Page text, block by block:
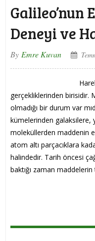
Galileo’nun
Deneyi ve
By Emre Kuvan
gerçekliklerinden birisidir.
olmadığı bir durum var
kümelerinden galaksilere,
moleküllerden maddenin
atom altı parçacıklara
halindedir. Tarih öncesi
baktığı zaman